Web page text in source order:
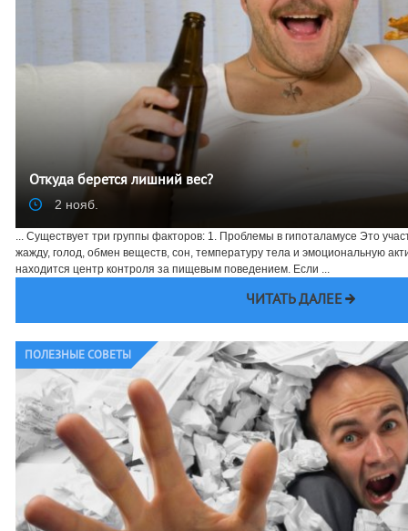
Откуда берется лишний вес?
2 нояб.
... Существует три группы факторов: 1. Проблемы в гипоталамусе Это
жажду, голод, обмен веществ, сон, температуру тела и эмоциональную
находится центр контроля за пищевым поведением. Если ...
ЧИТАТЬ ДАЛЕЕ
ПОЛЕЗНЫЕ СОВЕТЫ